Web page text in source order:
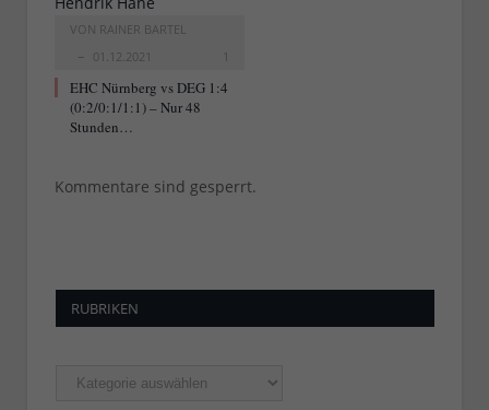
VON RAINER BARTEL
01.12.2021
1
EHC Nürnberg vs DEG 1:4
(0:2/0:1/1:1) – Nur 48
Stunden…
Kommentare sind gesperrt.
RUBRIKEN
Rubriken